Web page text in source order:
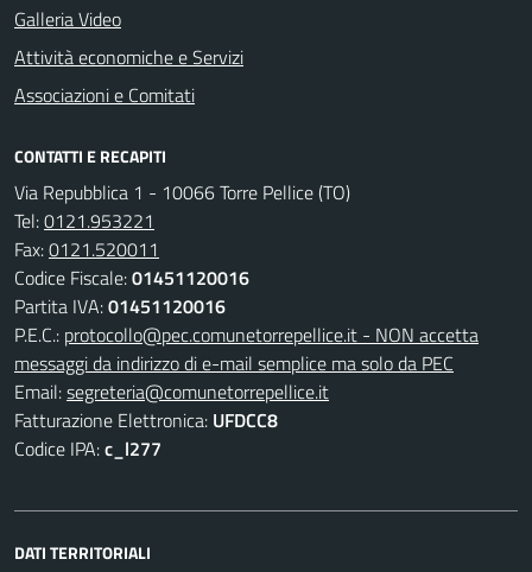
Galleria Video
Attività economiche e Servizi
Associazioni e Comitati
CONTATTI E RECAPITI
Via Repubblica 1 - 10066 Torre Pellice (TO)
Tel:0121.953221
Fax:0121.520011
Codice Fiscale:01451120016
Partita IVA:01451120016
P.E.C.: protocollo@pec.comunetorrepellice.it - NON accetta
messaggi da indirizzo di e-mail semplice ma solo da PEC
Email:segreteria@comunetorrepellice.it
Fatturazione Elettronica: UFDCC8
Codice IPA:c_l277
DATI TERRITORIALI